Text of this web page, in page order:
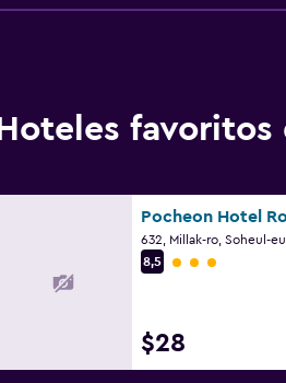
Hoteles
Pocheon Hotel
8,5
Categoría 3
$28